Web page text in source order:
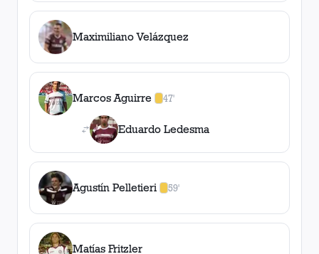
Maximiliano Velázquez
Marcos Aguirre 47'
1amarilla
Eduardo Ledesma
Agustín Pelletieri 59'
1amarilla
Matías Fritzler